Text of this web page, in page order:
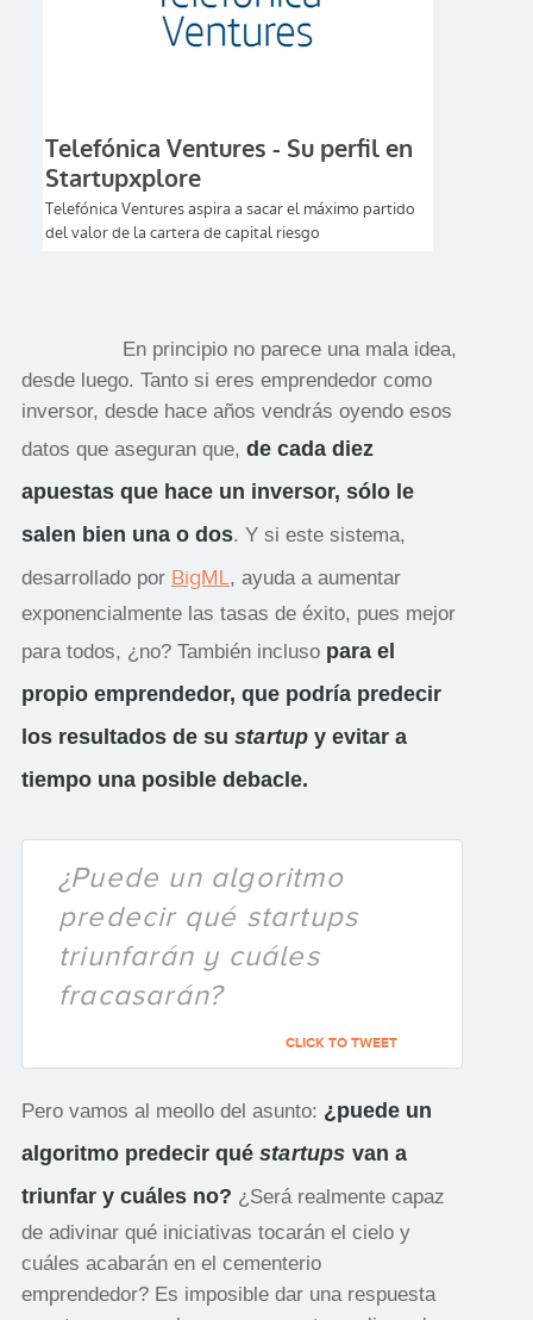
En principio no parece una mala idea,
desde luego. Tanto si eres emprendedor como
inversor, desde hace años vendrás oyendo esos
datos que aseguran que, de cada diez
apuestas que hace un inversor, sólo le
salen bien una o dos. Y si este sistema,
desarrollado por BigML , ayuda a aumentar
exponencialmente las tasas de éxito, pues mejor
para todos, ¿no? También incluso para el
propio emprendedor, que podría predecir
los resultados de su startup y evitar a
tiempo una posible debacle.
¿Puede un algoritmo
predecir qué startups
triunfarán y cuáles
fracasarán?
CLICK TO TWEET
Pero vamos al meollo del asunto: ¿puede un
algoritmo predecir qué startups van a
triunfar y cuáles no? ¿Será realmente capaz
de adivinar qué iniciativas tocarán el cielo y
cuáles acabarán en el cementerio
emprendedor? Es imposible dar una respuesta